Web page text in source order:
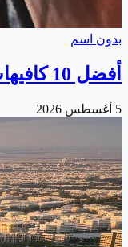
بدون اسم
أفضل 10 كافيهات للعمل في الدوحة
5 أغسطس 2026